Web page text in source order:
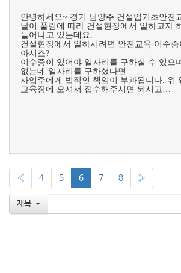
안녕하세요~ 경기 남양주 건설업기초안전
날이 풀림에 따라 건설현장에서 일하고자
늘어나고 있는데요.
건설현장에서 일하시려면 안전교육 이수
아시죠?
이수증이 있어야 일자리를 구하실 수 있으
없는데 일자리를 구하셨다면
사업주에게 법적인 책임이 부과됩니다. 위
교육장에 오셔서 접수해주시면 되시고…
« 4 5 6 7 8 »
제목